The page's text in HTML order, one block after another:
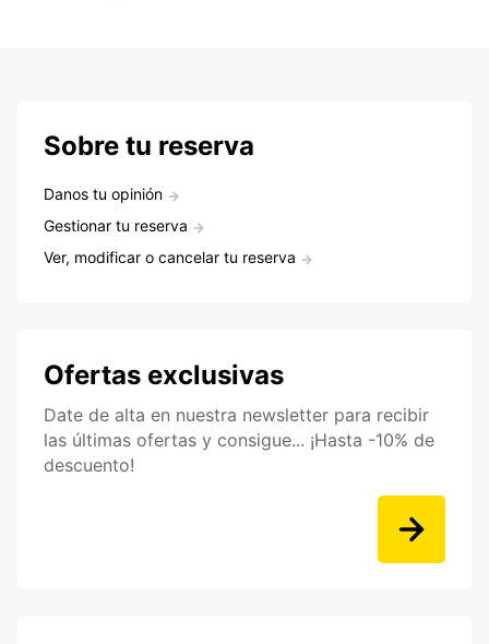
Sobre tu reserva
Danos tu opinión
Gestionar tu reserva
Ver, modificar o cancelar tu reserva
Ofertas exclusivas
Date de alta en nuestra newsletter para recibir
las últimas ofertas y consigue... ¡Hasta -10% de
descuento!